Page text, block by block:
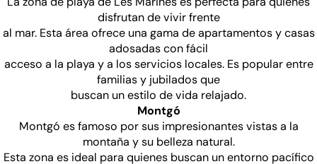
disfrutan de vivir frente
al mar. Esta área ofrece una gama de apartamentos y casas
adosadas con fácil
acceso a la playa y a los servicios locales. Es popular entre
familias y jubilados que
buscan un estilo de vida relajado.
Montgó
Montgó es famoso por sus impresionantes vistas a la
montaña y su belleza natural.
Esta zona es ideal para quienes buscan un entorno pacífico